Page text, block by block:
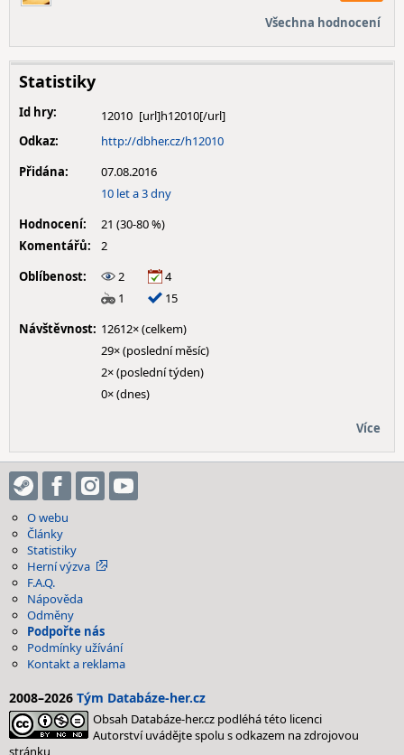
Všechna hodnocení
Statistiky
Id hry:
12010
Odkaz:
http://dbher.cz/h12010
Přidána:
07.08.2016
10 let a 3 dny
Hodnocení:
21 (30-80 %)
Komentářů:
2
Oblíbenost:
2
4
1
15
Návštěvnost: 12612× (celkem)
29× (poslední měsíc)
2× (poslední týden)
0× (dnes)
Více
O webu
Články
Statistiky
Herní výzva
F.A.Q.
Nápověda
Odměny
Podpořte nás
Podmínky užívání
Kontakt a reklama
2008–2026 Tým Databáze-her.cz
Obsah Databáze-her.cz podléhá této licenci
Autorství uvádějte spolu s odkazem na zdrojovou
stránku